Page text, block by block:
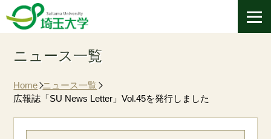
ニュース一覧
Home ニュース一覧
広報誌「SU News Letter」Vol.45を発行しました